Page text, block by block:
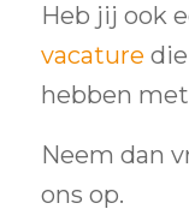
Heb jij ook
vacature
hebben
Neem dan
ons op.